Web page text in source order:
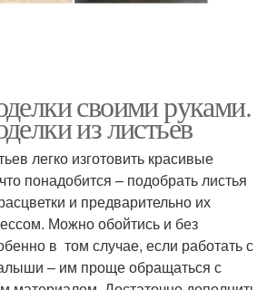
своими руками.
из листьев
легко изготовить красивые
понадобится – подобрать листья
и предварительно их
Можно обойтись и без
в том случае, если работать с
– им проще обращаться с